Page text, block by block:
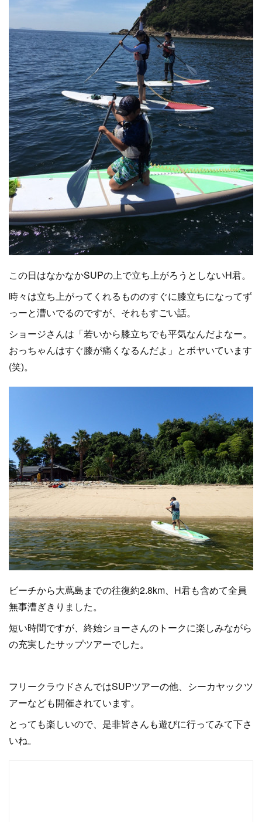
この日はなかなかSUPの上で立ち上がろうとしないH君。
時々は立ち上がってくれるもののすぐに膝立ちになってず
っーと漕いでるのですが、それもすごい話。
ショージさんは「若いから膝立ちでも平気なんだよなー。
おっちゃんはすぐ膝が痛くなるんだよ」とボヤいています
(笑)。
ビーチから大蔦島までの往復約2.8km、H君も含めて全員
無事漕ぎきりました。
短い時間ですが、終始ショーさんのトークに楽しみながら
の充実したサップツアーでした。
フリークラウドさんではSUPツアーの他、シーカヤックツ
アーなども開催されています。
とっても楽しいので、是非皆さんも遊びに行ってみて下さ
いね。